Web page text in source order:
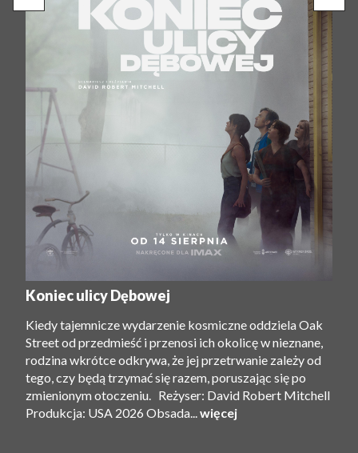
Koniec ulicy Dębowej
Kiedy tajemnicze wydarzenie kosmiczne oddziela Oak
Street od przedmieść i przenosi ich okolicę w nieznane,
rodzina wkrótce odkrywa, że ​​jej przetrwanie zależy od
tego, czy będą trzymać się razem, poruszając się po
zmienionym otoczeniu. Reżyser: David Robert Mitchell
Produkcja: USA 2026 Obsada...więcej